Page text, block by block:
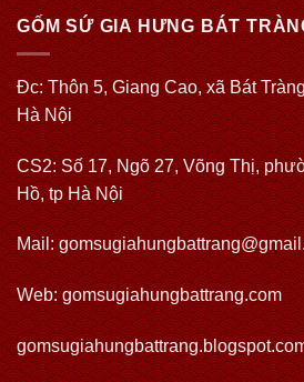
GỐM SỨ GIA HƯNG BÁT
Đc: Thôn 5, Giang Cao, xã Bát
Hà Nội
CS2: Số 17, Ngõ 27, Võng Thị,
Hồ, tp Hà Nội
Mail:
Web:gomsugiahungbattrang.com